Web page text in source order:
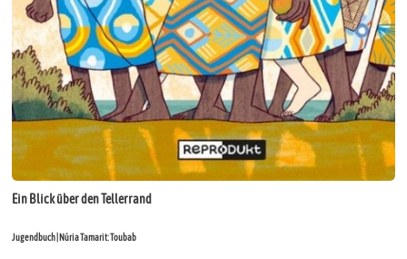
Ein Blick über den Tellerrand
Jugendbuch | Núria Tamarit: Toubab